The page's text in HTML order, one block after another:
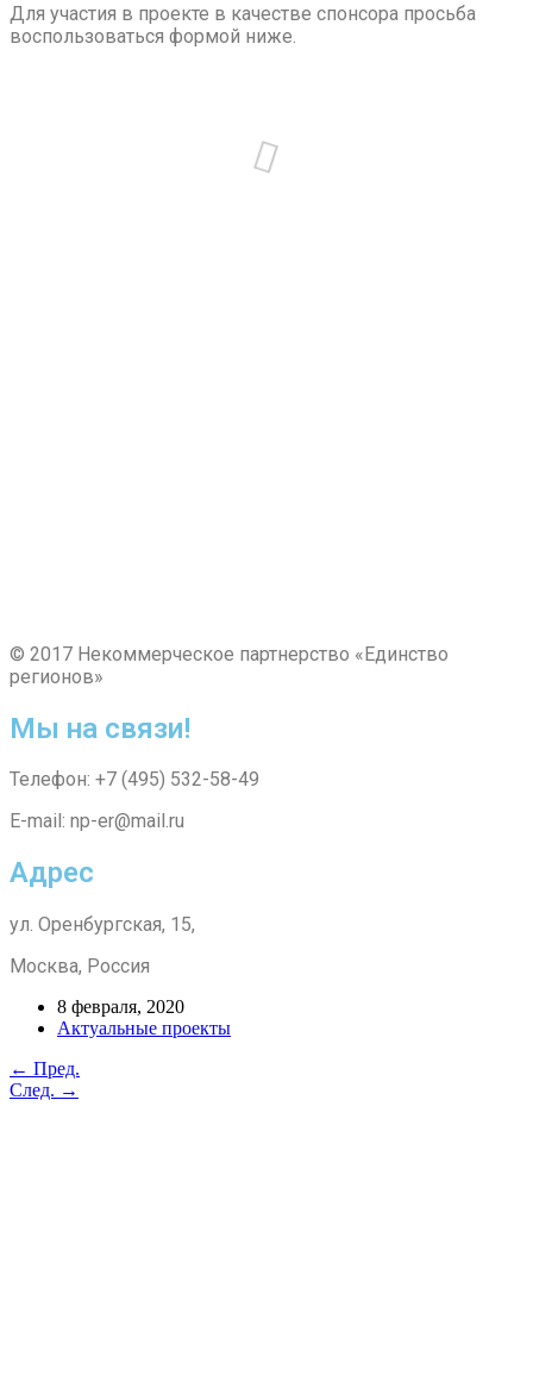
Для участия в проекте в качестве спонсора просьба
воспользоваться формой ниже.
© 2017 Некоммерческое партнерство «Единство
регионов»
Мы на связи!
Телефон: +7 (495) 532-58-49
E-mail: np-er@mail.ru
Адрес
ул. Оренбургская, 15,
Москва, Россия
8 февраля, 2020
Актуальные проекты
← Пред.
След. →